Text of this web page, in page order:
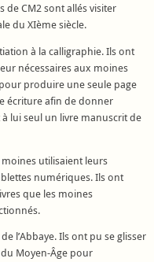
de CM2 sont allés visiter
du XIème siècle.
à la calligraphie. Ils ont
nécessaires aux moines
produire une seule page
écriture afin de donner
lui seul un livre manuscrit de
utilisaient leurs
numériques. Ils ont
que les moines
l’Abbaye. Ils ont pu se glisser
Moyen-Âge pour